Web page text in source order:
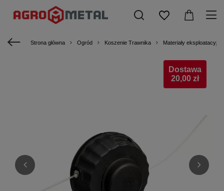
Strona główna Ogród Koszenie Trawnika Materiały eksploatacyjne
Dostawa
20,00 zł